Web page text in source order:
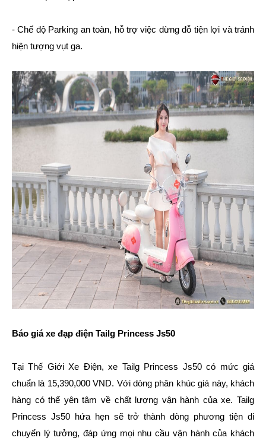
- Chế độ Parking an toàn, hỗ trợ việc dừng đỗ tiện lợi và tránh
hiện tượng vụt ga.
Báo giá xe đạp điện Tailg Princess Js50
Tại Thế Giới Xe Điện, xe Tailg Princess Js50 có mức giá
chuẩn là 15,390,000 VND. Với dòng phân khúc giá này, khách
hàng có thể yên tâm về chất lượng vận hành của xe. Tailg
Princess Js50 hứa hẹn sẽ trở thành dòng phương tiện di
chuyển lý tưởng, đáp ứng mọi nhu cầu vận hành của khách